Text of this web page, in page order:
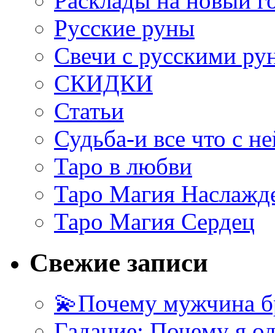
Русские руны
Свечи с русскими
СКИДКИ
Статьи
Судьба-и все что с
Таро в любви
Таро Магия
Таро Магия Сердец
Свежие записи
💫Почему мужчина